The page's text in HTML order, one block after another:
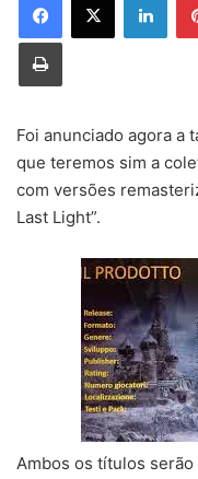
Imprimir
Foi anunciado agora a
que teremos sim a
com versões
Last Light”.
Ambos os títulos